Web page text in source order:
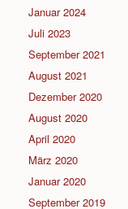
Januar 2024
Juli 2023
September 2021
August 2021
Dezember 2020
August 2020
April 2020
März 2020
Januar 2020
September 2019